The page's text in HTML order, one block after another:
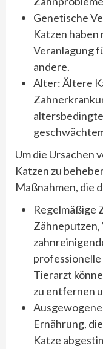
Genetische
Katzen
Veranlagung
andere.
Alter: Ältere
Um die Ursachen
Katzen zu
Maßnahmen, die
Regelmäßige
Zähneputzen,
Tierarzt
zu entfernen
Ernährung,
Katze